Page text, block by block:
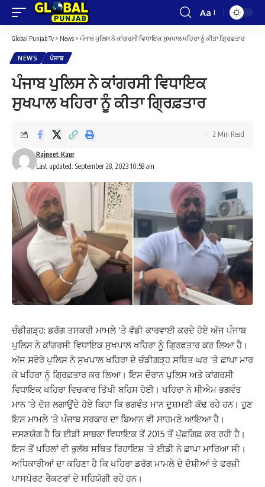
Font
Resizer
Aa
Global Punjab Tv > News > ਪੰਜਾਬ ਪੁਲਿਸ ਨੇ ਕਾਂਗਰਸੀ ਵਿਧਾਇਕ ਸੁਖਪਾਲ ਖਹਿਰਾ ਨੂੰ ਕੀਤਾ ਗ੍ਰਿਫ਼ਤਾਰ
NEWS ਪੰਜਾਬ
ਪੰਜਾਬ ਪੁਲਿਸ ਨੇ ਕਾਂਗਰਸੀ ਵਿਧਾਇਕ
ਸੁਖਪਾਲ ਖਹਿਰਾ ਨੂੰ ਕੀਤਾ ਗ੍ਰਿਫ਼ਤਾਰ
Last updated: September 28, 2023 10:58 am
Rajneet Kaur
2 Min Read
ਚੰਡੀਗੜ੍ਹ: ਡਰੱਗ ਤਸਕਰੀ ਮਾਮਲੇ ‘ਤੇ ਵੱਡੀ ਕਾਰਵਾਈ ਕਰਦੇ ਹੋਏ ਅੱਜ ਪੰਜਾਬ
ਪੁਲਿਸ ਨੇ ਕਾਂਗਰਸੀ ਵਿਧਾਇਕ ਸੁਖਪਾਲ ਖਹਿਰਾ ਨੂੰ ਗ੍ਰਿਫ਼ਤਾਰ ਕਰ ਲਿਆ ਹੈ।
ਅੱਜ ਸਵੇਰੇ ਪੁਲਿਸ ਨੇ ਸੁਖਪਾਲ ਖਹਿਰਾ ਦੇ ਚੰਡੀਗੜ੍ਹ ਸਥਿਤ ਘਰ ‘ਤੇ ਛਾਪਾ ਮਾਰ
ਕੇ ਖਹਿਰਾ ਨੂੰ ਗ੍ਰਿਫ਼ਤਾਰ ਕਰ ਲਿਆ।ਇਸ ਦੌਰਾਨ ਪੁਲਿਸ ਅਤੇ ਕਾਂਗਰਸੀ
ਵਿਧਾਇਕ ਖਹਿਰਾ ਵਿਚਕਾਰ ਤਿੱਖੀ ਬਹਿਸ ਹੋਈ। ਖਹਿਰਾ ਨੇ ਸੀਐਮ ਭਗਵੰਤ
ਮਾਨ ‘ਤੇ ਦੋਸ਼ ਲਗਾਉਂਦੇ ਹੋਏ ਕਿਹਾ ਕਿ ਭਗਵੰਤ ਮਾਨ ਦੁਸ਼ਮਣੀ ਕੱਢ ਰਹੇ ਹਨ। ਹੁਣ
ਇਸ ਮਾਮਲੇ ‘ਤੇ ਪੰਜਾਬ ਸਰਕਾਰ ਦਾ ਬਿਆਨ ਵੀ ਸਾਹਮਣੇ ਆਇਆ ਹੈ।
ਦਸਣਯੋਗ ਹੈ ਕਿ ਈਡੀ ਸਾਬਕਾ ਵਿਧਾਇਕ ਤੋਂ 2015 ਤੋਂ ਪੁੱਛਗਿਛ ਕਰ ਰਹੀ ਹੈ।
ਇਸ ਤੋਂ ਪਹਿਲਾਂ ਵੀ ਭੁਲੱਥ ਸਥਿਤ ਰਿਹਾਇਸ਼ ‘ਤੇ ਈਡੀ ਨੇ ਛਾਪਾ ਮਾਰਿਆ ਸੀ।
ਅਧਿਕਾਰੀਆਂ ਦਾ ਕਹਿਣਾ ਹੈ ਕਿ ਖਹਿਰਾ ਡਰੱਗ ਮਾਮਲੇ ਦੇ ਦੋਸ਼ੀਆਂ ਤੇ ਫਰਜ਼ੀ
ਪਾਸਪੋਰਟ ਰੈਕਟਰਾਂ ਦੇ ਸਹਿਯੋਗੀ ਰਹੇ ਹਨ।